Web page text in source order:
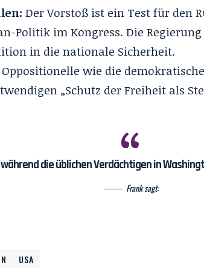
Der Vorstoß ist ein Test für den
Politik im Kongress. Die
in die nationale Sicherheit.
Oppositionelle wie die
„Schutz der Freiheit als
die üblichen Verdächtigen in
Frank sagt:
USA